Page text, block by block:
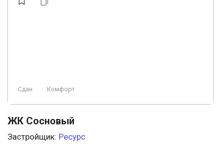
Сдан Комфорт
ЖК Сосновый
Застройщик: Ресурс